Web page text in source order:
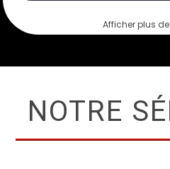
Afficher plus
NOTRE